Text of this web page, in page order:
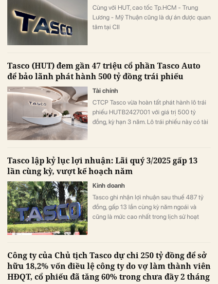
Cùng với HUT, cao tốc Tp.HCM - Trung
Lương - Mỹ Thuận cũng là dự án được quan
tâm tại CII
Tasco (HUT) đem gần 47 triệu cổ phần Tasco Auto
để bảo lãnh phát hành 500 tỷ đồng trái phiếu
Tài chính
CTCP Tasco vừa hoàn tất phát hành lô trái
phiếu HUTB2427001 với giá trị 500 tỷ
đồng, kỳ hạn 3 năm. Lô trái phiếu này có tài
Tasco lập kỷ lục lợi nhuận: Lãi quý 3/2025 gấp 13
lần cùng kỳ, vượt kế hoạch năm
Kinh doanh
Tasco ghi nhận lợi nhuận sau thuế 487 tỷ
đồng, gấp 13 lần cùng kỳ năm ngoái và
cũng là mức cao nhất trong lịch sử hoạt
Công ty của Chủ tịch Tasco dự chi 250 tỷ đồng để sở
hữu 18,2% vốn điều lệ công ty do vợ làm thành viên
HĐQT, cổ phiếu đã tăng 60% trong chưa đầy 2 tháng